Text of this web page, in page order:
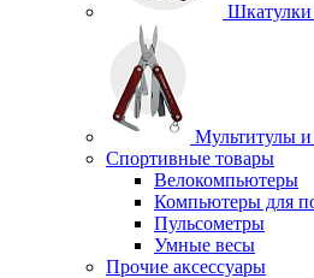
Шкатулки
Мультитулы
Спортивные товары
Велокомпьютеры
Компьютеры для
Пульсометры
Умные весы
Прочие аксессуары